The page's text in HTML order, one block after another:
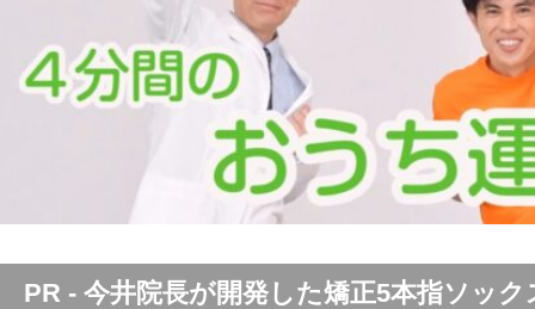
PR - 今井院長が開発した矯正5本指ソック